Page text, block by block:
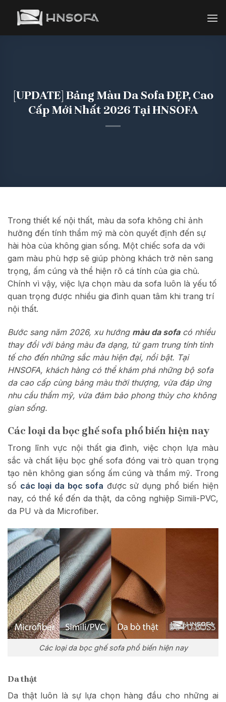
[UPDATE] Bảng Màu Da Sofa ĐẸP, Cao
Cấp Mới Nhất 2026 Tại HNSOFA
Trong thiết kế nội thất, màu da sofa không chỉ ảnh
hưởng đến tính thẩm mỹ mà còn quyết định đến sự
hài hòa của không gian sống. Một chiếc sofa da với
gam màu phù hợp sẽ giúp phòng khách trở nên sang
trọng, ấm cúng và thể hiện rõ cá tính của gia chủ.
Chính vì vậy, việc lựa chọn màu da sofa luôn là yếu tố
quan trọng được nhiều gia đình quan tâm khi trang trí
nội thất.
Bước sang năm 2026, xu hướng màu da sofacó nhiều
thay đổi với bảng màu đa dạng, từ gam trung tính tinh
tế cho đến những sắc màu hiện đại, nổi bật. Tại
HNSOFA, khách hàng có thể khám phá những bộ sofa
da cao cấp cùng bảng màu thời thượng, vừa đáp ứng
nhu cầu thẩm mỹ, vừa đảm bảo phong thủy cho không
gian sống.
Các loại da bọc ghế sofa phổ biến hiện nay
Trong lĩnh vực nội thất gia đình, việc chọn lựa màu
sắc và chất liệu bọc ghế sofa đóng vai trò quan trọng
tạo nên không gian sống ấm cúng và thẩm mỹ. Trong
số các loại da bọc sofa được sử dụng phổ biến hiện
nay, có thể kể đến da thật, da công nghiệp Simili-PVC,
da PU và da Microfiber.
Các loại da bọc ghế sofa phổ biến hiện nay
Da thật
Da thật luôn là sự lựa chọn hàng đầu cho những ai